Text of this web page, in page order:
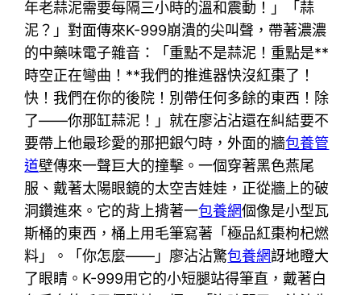
年老蒜泥需要每隔三小時的溫和震動！」「蒜
泥？」對面傳來K-999崩潰的尖叫聲，帶著濃濃
的中藥味電子雜音：「重點不是蒜泥！重點是**
時空正在彎曲！**我們的推進器快沒紅棗了！
快！我們在你的後院！別帶任何多餘的東西！除
了——你那缸蒜泥！」就在廖沾沾還在糾結要不
要帶上他最珍愛的那把銀勺時，外面的牆包養管
道壁傳來一聲巨大的撞擊。一個穿著黑色燕尾
服、戴著太陽眼鏡的太空吉娃娃，正從牆上的破
洞鑽進來。它的背上揹著一包養網個像是小型瓦
斯桶的東西，桶上用毛筆寫著「極品紅棗枸杞燃
料」。「你怎麼——」廖沾沾驚包養網訝地瞪大
了眼睛。K-999用它的小短腿站得筆直，戴著白